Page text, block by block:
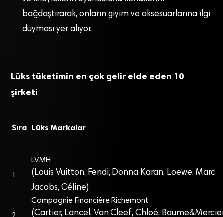
bağdaştırarak, onların giyim ve aksesuarlarına ilgi
duyması yer alıyor.
Lüks tüketimin en çok gelir elde eden 10
şirketi
Sıra Lüks Markalar
1
LVMH
(Louis Vuitton, Fendi, Donna Karan, Loewe, Marc
Jacobs, Céline)
Compagnie Financière Richemont
(Cartier, Lancel, Van Cleef, Chloé,